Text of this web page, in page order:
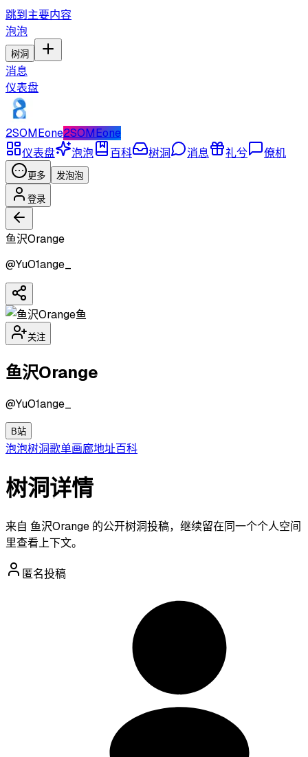
跳到主要内容
泡泡
树洞
消息
仪表盘
2SOMEone2SOMEone
仪表盘
泡泡 百科 树洞 消息 礼兮 僚机
更多 发泡泡
登录
鱼沢Orange
@YuO1ange_
鱼
关注
鱼沢Orange
@YuO1ange_
B站
泡泡树洞歌单画廊地址百科
树洞详情
来自 鱼沢Orange 的公开树洞投稿，继续留在同一个个人空间
里查看上下文。
匿名投稿